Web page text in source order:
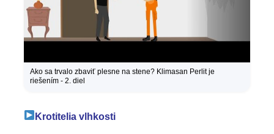
Ako sa trvalo zbaviť plesne na stene? Klimasan Perlit je
riešením - 2. diel
Krotitelia vlhkosti